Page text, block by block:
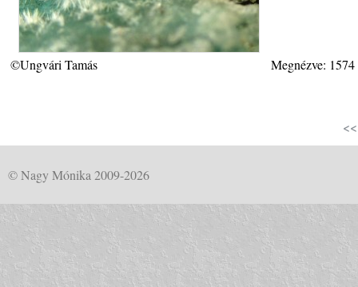
©Ungvári Tamás Megnézve:
<<
© Nagy Mónika 2009-2026